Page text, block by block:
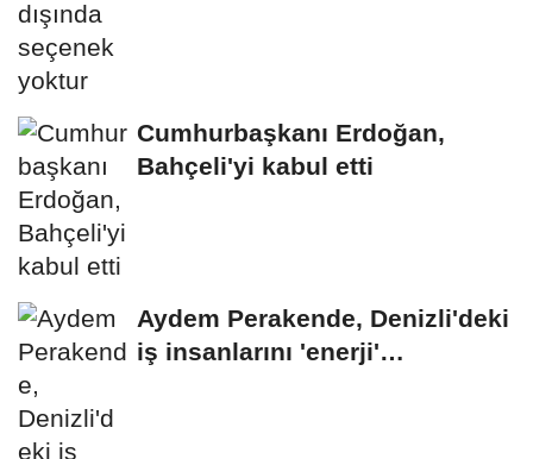
Cumhurbaşkanı Erdoğan,
Bahçeli'yi kabul etti
Aydem Perakende, Denizli'deki
iş insanlarını 'enerji'